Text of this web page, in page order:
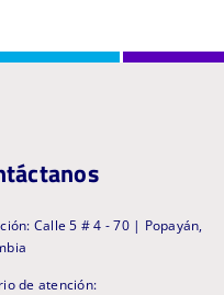
Calle 5 # 4 - 70 | Popayán,
de atención: